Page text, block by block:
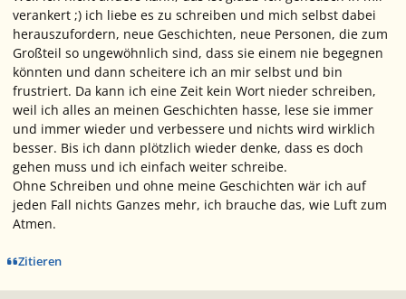
verankert ;) ich liebe es zu schreiben und mich selbst dabei
herauszufordern, neue Geschichten, neue Personen, die zum
Großteil so ungewöhnlich sind, dass sie einem nie begegnen
könnten und dann scheitere ich an mir selbst und bin
frustriert. Da kann ich eine Zeit kein Wort nieder schreiben,
weil ich alles an meinen Geschichten hasse, lese sie immer
und immer wieder und verbessere und nichts wird wirklich
besser. Bis ich dann plötzlich wieder denke, dass es doch
gehen muss und ich einfach weiter schreibe.
Ohne Schreiben und ohne meine Geschichten wär ich auf
jeden Fall nichts Ganzes mehr, ich brauche das, wie Luft zum
Atmen.
Zitieren